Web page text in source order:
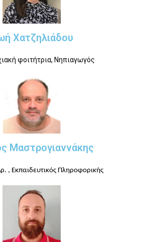
Χατζηλιάδου
φοιτήτρια, Νηπιαγωγός
Μαστρογιαννάκης
, Εκπαιδευτικός Πληροφορικής